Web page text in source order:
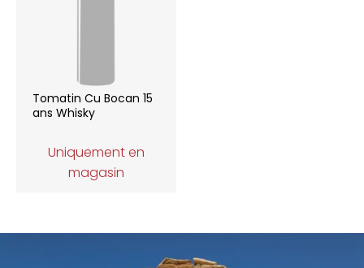
Tomatin Cu Bocan 15
ans Whisky
Uniquement en
magasin